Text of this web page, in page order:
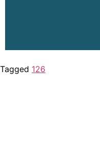
Tagged 126